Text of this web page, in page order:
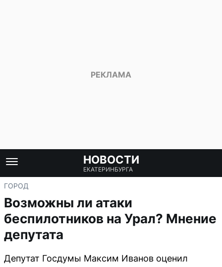
НОВОСТИ
ЕКАТЕРИНБУРГА
ГОРОД
Возможны ли атаки
беспилотников на Урал? Мнение
депутата
Депутат Госдумы Максим Иванов оценил